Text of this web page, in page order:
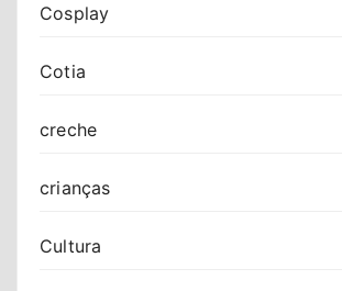
Cosplay
Cotia
creche
crianças
Cultura